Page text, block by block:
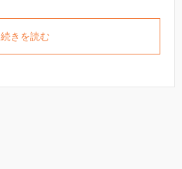
続きを読む